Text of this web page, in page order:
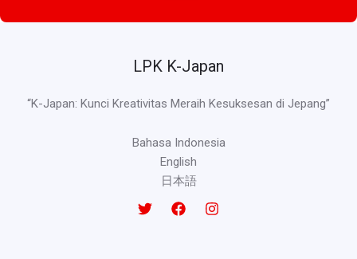
LPK K-Japan
“K-Japan: Kunci Kreativitas Meraih Kesuksesan di Jepang”
Bahasa Indonesia
English
日本語